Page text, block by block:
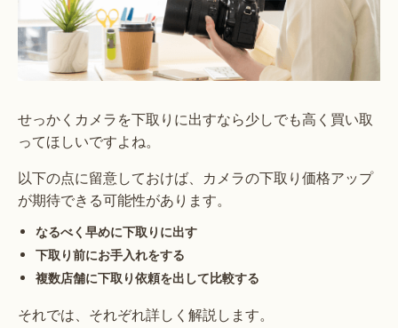
せっかくカメラを下取りに出すなら少しでも高く買い取
ってほしいですよね。
以下の点に留意しておけば、カメラの下取り価格アップ
が期待できる可能性があります。
なるべく早めに下取りに出す
下取り前にお手入れをする
複数店舗に下取り依頼を出して比較する
それでは、それぞれ詳しく解説します。